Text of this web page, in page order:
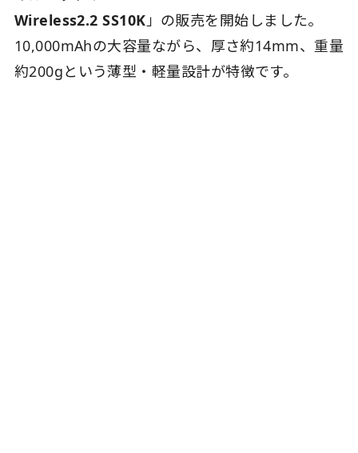
Wireless2.2 SS10K」の販売を開始しました。
10,000mAhの大容量ながら、厚さ約14mm、重量
約200gという薄型・軽量設計が特徴です。